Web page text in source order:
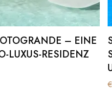
– EINE
LUXUS-RESIDENZ
€